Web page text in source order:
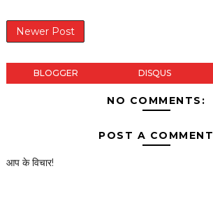
Newer Post
BLOGGER DISQUS
NO COMMENTS:
POST A COMMENT
आप के विचार!